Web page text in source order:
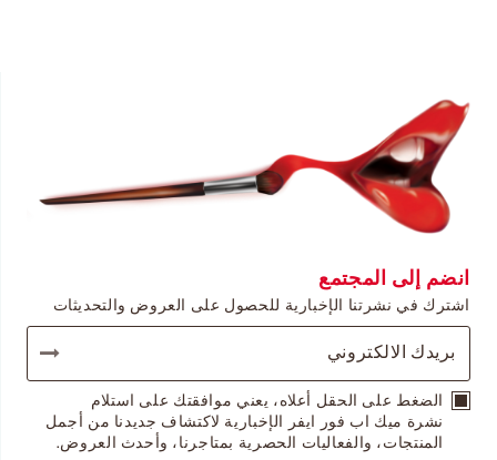
انضم إلى المجتمع
اشترك في نشرتنا الإخبارية للحصول على العروض والتحديثات
الضغط على الحقل أعلاه، يعني موافقتك على استلام
نشرة ميك اب فور ايفر الإخبارية لاكتشاف جديدنا من أجمل
المنتجات، والفعاليات الحصرية بمتاجرنا، وأحدث العروض.